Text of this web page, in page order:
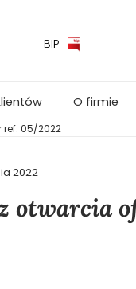
BIP
O firmie
05/2022
2022
otwarcia